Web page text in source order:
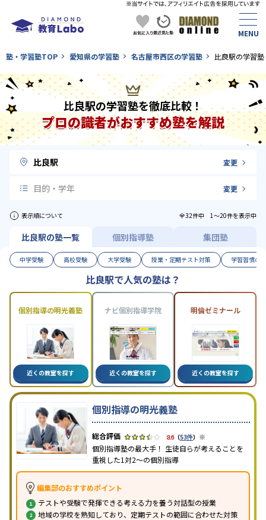
塾・学習塾TOP 愛知県の学習塾 名古屋市西区の学習塾 比良駅の学習塾
比良駅の学習塾を徹底比較！
プロの識者がおすすめ塾を解説
比良駅 変更
目的・学年 変更
表示順について 全32件中 1〜20件を表示中
比良駅の塾一覧 個別指導塾 集団塾
中学受験 高校受験 大学受験 授業・定期テスト対策 学習習慣の
比良駅で人気の塾は？
個別指導の明光義塾
近くの教室を探す
ナビ個別指導学院
近くの教室を探す
明倫ゼミナール
近くの教室を探す
個別指導の明光義塾
3.6（53件） ※
個別指導塾の最大手！ 生徒自らが考えることを
重視した1対2〜の個別指導
編集部のおすすめポイント
テストや受験で発揮できる考える力を養う対話型の授業
地域の学校を熟知しており、定期テストの範囲に合わせた対策